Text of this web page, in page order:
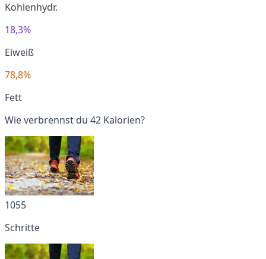
Kohlenhydr.
18,3%
Eiweiß
78,8%
Fett
Wie verbrennst du 42 Kalorien?
1055
Schritte